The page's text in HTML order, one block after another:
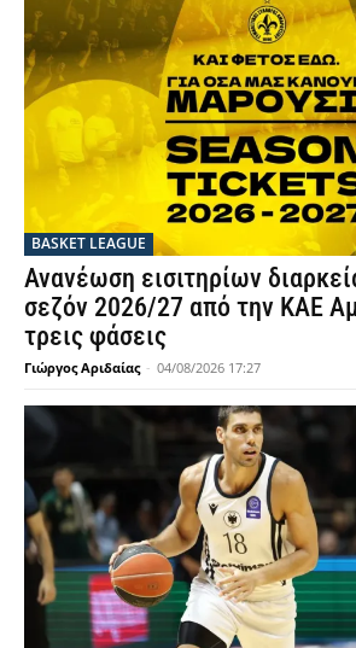
BASKET LEAGUE
Ανανέωση εισιτηρίων
σεζόν 2026/27 από την ΚΑΕ
τρεις φάσεις
Γιώργος Αριδαίας - 04/08/2026 17:27